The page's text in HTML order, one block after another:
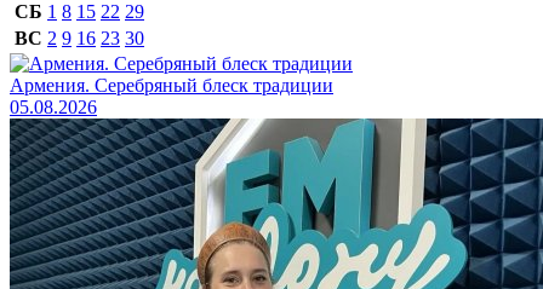
СБ 1 8 15 22 29
ВС 2 9 16 23 30
Армения. Серебряный блеск традиции
05.08.2026